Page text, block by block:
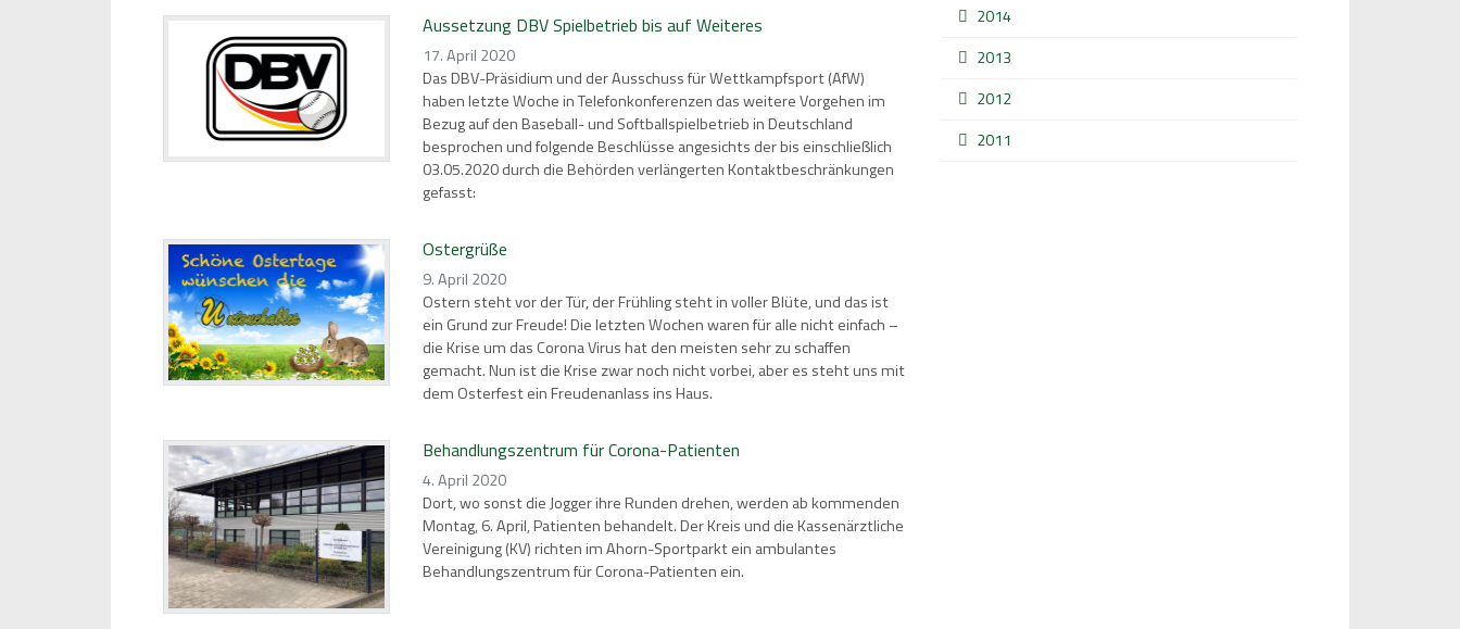
Aussetzung DBV Spielbetrieb bis auf Weiteres
17. April 2020
Das DBV-Präsidium und der Ausschuss für Wettkampfsport (AfW)
haben letzte Woche in Telefonkonferenzen das weitere Vorgehen im
Bezug auf den Baseball- und Softballspielbetrieb in Deutschland
besprochen und folgende Beschlüsse angesichts der bis einschließlich
03.05.2020 durch die Behörden verlängerten Kontaktbeschränkungen
gefasst:
Ostergrüße
9. April 2020
Ostern steht vor der Tür, der Frühling steht in voller Blüte, und das ist
ein Grund zur Freude! Die letzten Wochen waren für alle nicht einfach –
die Krise um das Corona Virus hat den meisten sehr zu schaffen
gemacht. Nun ist die Krise zwar noch nicht vorbei, aber es steht uns mit
dem Osterfest ein Freudenanlass ins Haus.
Behandlungszentrum für Corona-Patienten
4. April 2020
Dort, wo sonst die Jogger ihre Runden drehen, werden ab kommenden
Montag, 6. April, Patienten behandelt. Der Kreis und die Kassenärztliche
Vereinigung (KV) richten im Ahorn-Sportparkt ein ambulantes
Behandlungszentrum für Corona-Patienten ein.
2014
2013
2012
2011